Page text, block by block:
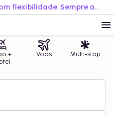
Reserve facilmente. Viaje com flexibilidade. Sempre ao melhor preço.
+
Voos Multi-stop